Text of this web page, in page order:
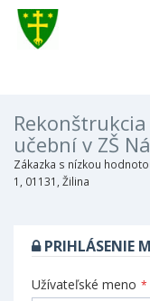
učební v ZŠ
Zákazka s nízkou
1, 01131, Žilina
PRIHLÁSENIE
Užívateľské meno *